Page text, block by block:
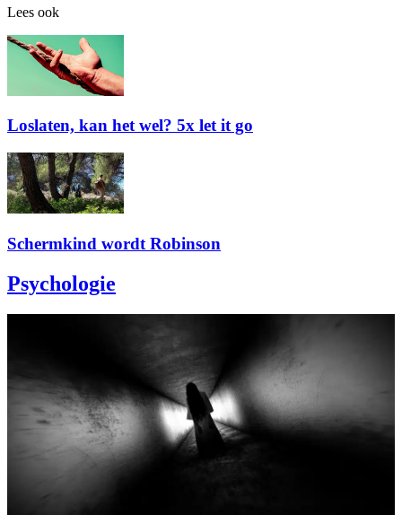
Lees ook
Loslaten, kan het wel? 5x let it go
Schermkind wordt Robinson
Psychologie